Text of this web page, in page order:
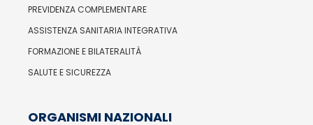
PREVIDENZA COMPLEMENTARE
ASSISTENZA SANITARIA INTEGRATIVA
FORMAZIONE E BILATERALITÀ
SALUTE E SICUREZZA
ORGANISMI NAZIONALI